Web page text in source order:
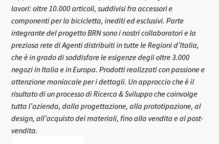
lavori: oltre 10.000 articoli, suddivisi fra accessori e
componenti per la bicicletta, inediti ed esclusivi. Parte
integrante del progetto BRN sono i nostri collaboratori e la
preziosa rete di Agenti distribuiti in tutte le Regioni d’Italia,
che è in grado di soddisfare le esigenze degli oltre 3.000
negozi in Italia e in Europa. Prodotti realizzati con passione e
attenzione maniacale per i dettagli. Un approccio che è il
risultato di un processo di Ricerca & Sviluppo che coinvolge
tutta l’azienda, dalla progettazione, alla prototipazione, al
design, all’acquisto dei materiali, fino alla vendita e al post-
vendita.